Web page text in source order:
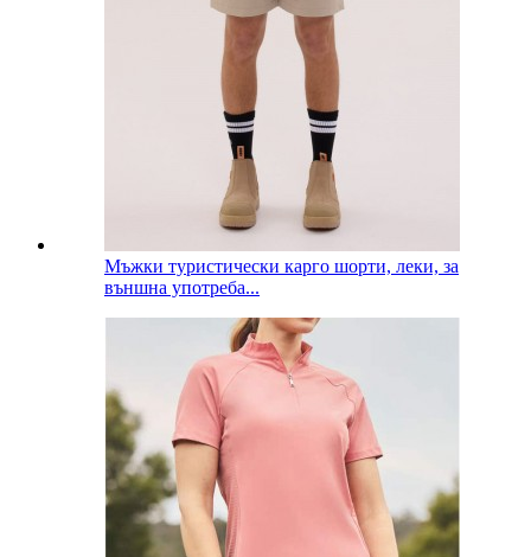
Мъжки туристически карго шорти, леки, за
външна употреба...